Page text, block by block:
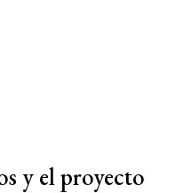
y el proyecto